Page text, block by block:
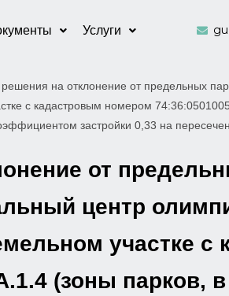
Услуги
на отклонение от предельных
с кадастровым номером
застройки 0,33 на
от
центр
участке
(зоны парков,